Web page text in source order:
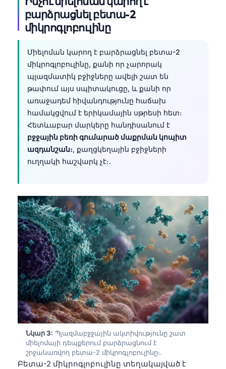
բարձրացնել բետա-2
միկրոգլոբուլինը
Միելոման կարող է բարձրացնել բետա-2
միկրոգլոբուլինը, քանի որ չարորակ
պլազմատիկ բջիջները ավելի շատ են
թափում այս սպիտակուցը, և քանի որ
առաջադեմ հիվանդությունը հաճախ
համակցվում է երիկամային սթրեսի հետ։
Հետևաբար մարկերը հանդիսանում է
բջջային բեռի գումարած մաքրման կոպիտ
ազդանշան։, քաղցկեղային բջիջների
ուղղակի հաշվարկ չէ։.
Նկար 3: Պլազմաբջջային ակտիվությունը շատ
միելոմայի դեպքերում բարձրացնում է
շրջանառվող բետա-2 միկրոգլոբուլինը։.
Բետա-2 միկրոգլոբուլինը տեղակայված է